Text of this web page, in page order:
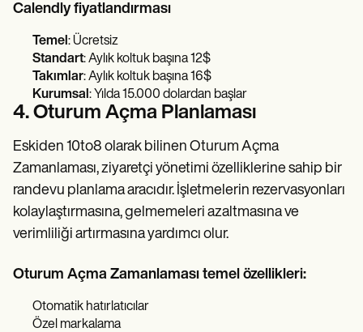
Calendly fiyatlandırması
Temel : Ücretsiz
Standart: Aylık koltuk başına 12$
Takımlar: Aylık koltuk başına 16$
Kurumsal : Yılda 15.000 dolardan başlar
4. Oturum Açma Planlaması
Eskiden 10to8 olarak bilinen Oturum Açma
Zamanlaması, ziyaretçi yönetimi özelliklerine sahip bir
randevu planlama aracıdır. İşletmelerin rezervasyonları
kolaylaştırmasına, gelmemeleri azaltmasına ve
verimliliği artırmasına yardımcı olur.
Oturum Açma Zamanlaması temel özellikleri:
Otomatik hatırlatıcılar
Özel markalama